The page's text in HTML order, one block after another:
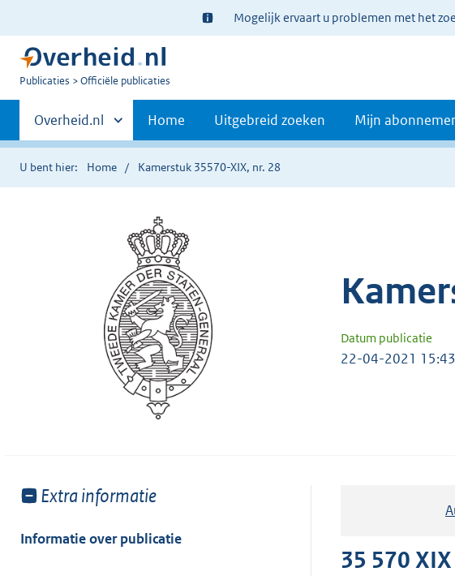
Ter
informatie:
Mogelijk ervaart u problemen met het
U
Publicaties Officiële publicaties
Primaire
navigatie
Andere
sites
binnen
Overheid.nl Home Uitgebreid zoeken Mijn
U bent hier: Home Kamerstuk 35570-XIX, nr. 28
Datum publicatie
22-04-2021 15:43
Toon
van:
Extra informatie
Informatie over publicatie
35 570 XIX